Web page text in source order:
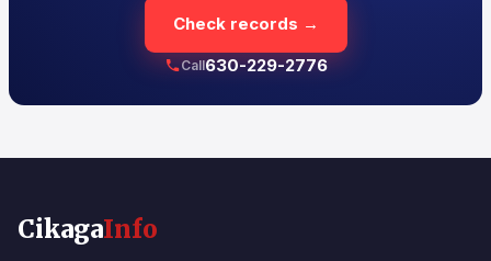
Check records →
Call630-229-2776
CikagaInfo